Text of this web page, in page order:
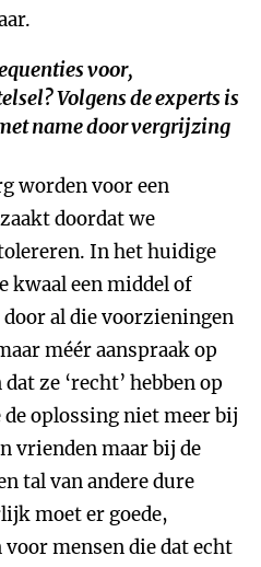
voor,
Volgens de experts is
name door vergrijzing
worden voor een
doordat we
In het huidige
kwaal een middel of
al die voorzieningen
méér aanspraak op
ze ‘recht’ hebben op
de oplossing niet meer bij
vrienden maar bij de
tal van andere dure
moet er goede,
mensen die dat echt